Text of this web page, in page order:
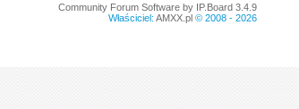
Community Forum Software by IP.Board 3.4.9
Właściciel: AMXX.pl© 2008 - 2026